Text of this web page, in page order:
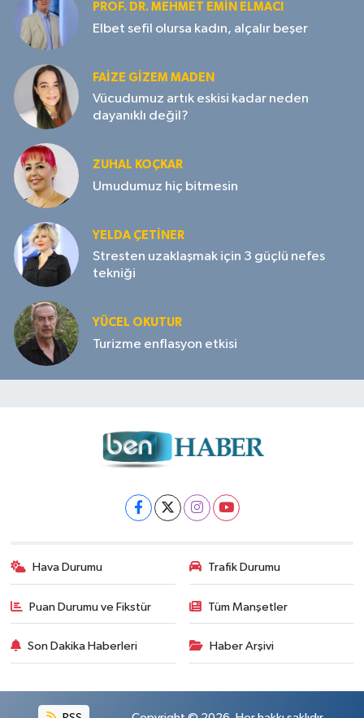
PROF. DR. MEHMET EMIN ELMACI
Elbet sefil olursa kadın, alçalır beşer
FAIZE GIZEM MADEN
Vücudumuz artık eskisi kadar neden
dayanıklı değil?
ZUHAL KOÇKAR
Umudumuz hiç bitmesin
YELDA ÇETİNER
Stresten uzaklaşmak için 3 güçlü nefes
tekniği
YÜCEL OKUTUR
Turizme enflasyon etkisi
Hava Durumu Trafik Durumu
Puan Durumu ve Fikstür Tüm Manşetler
Son Dakika Haberleri Haber Arşivi